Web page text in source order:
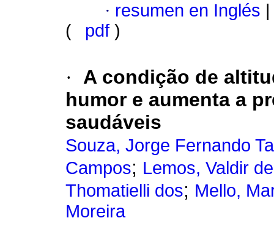
· resumen en Inglés
(
pdf )
·
A condição de
humor e aumenta a
saudáveis
Souza, Jorge Fernando
Campos; Lemos, Valdir
Thomatielli dos; Mello,
Moreira